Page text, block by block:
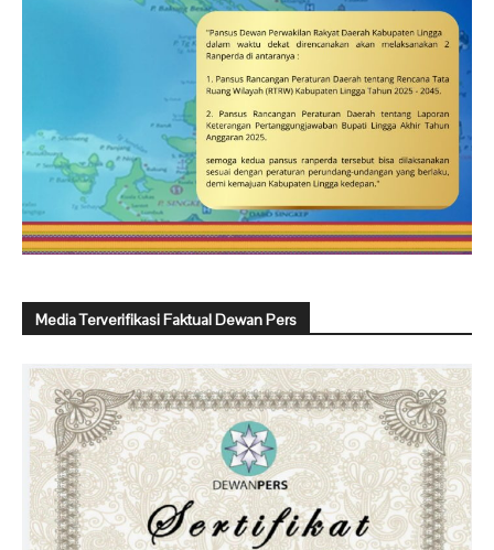
Media Terverifikasi Faktual Dewan Pers